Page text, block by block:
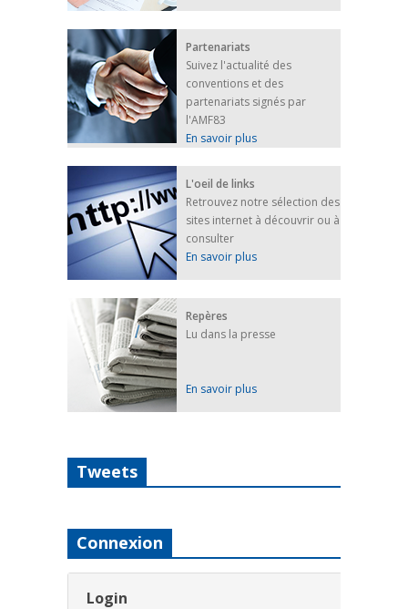
Partenariats
Suivez l'actualité des
conventions et des
partenariats signés par
l'AMF83
En savoir plus
L'oeil de links
Retrouvez notre sélection des
sites internet à découvrir ou à
consulter
En savoir plus
Repères
Lu dans la presse
En savoir plus
Tweets
Connexion
Login